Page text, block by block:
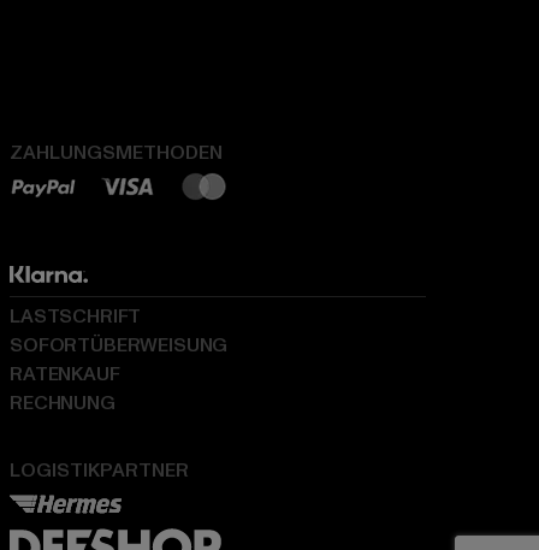
ZAHLUNGSMETHODEN
LOGISTIKPARTNER
LASTSCHRIFT
SOFORTÜBERWEISUNG
RATENKAUF
RECHNUNG